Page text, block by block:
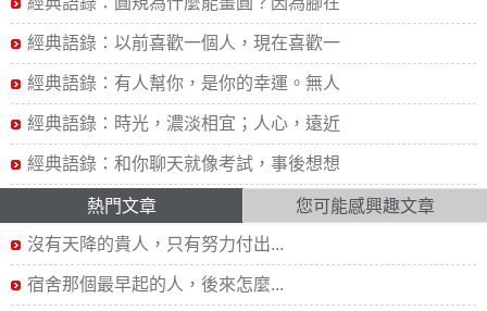
經典語錄：以前喜歡一個人，現在喜歡一
經典語錄：有人幫你，是你的幸運。無人
經典語錄：時光，濃淡相宜；人心，遠近
經典語錄：和你聊天就像考試，事後想想
熱門文章 您可能感興趣文章
沒有天降的貴人，只有努力付出...
宿舍那個最早起的人，後來怎麼...